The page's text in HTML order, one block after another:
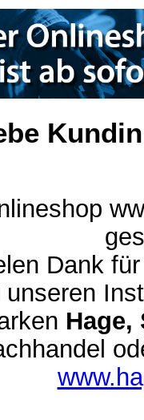
Dank
Hage,